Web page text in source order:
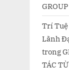
GROUP
Trí Tuệ
Lãnh
trong
TÁC